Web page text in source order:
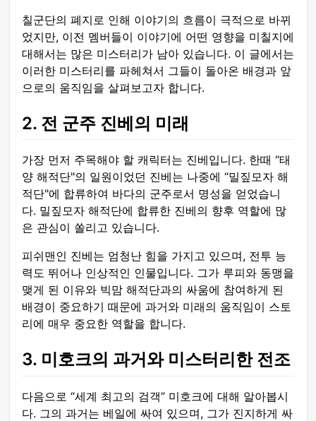
칠군단의 폐지로 인해 이야기의 흐름이 극적으로 바뀌
었지만, 이전 멤버들이 이야기에 어떤 영향을 미칠지에
대해서는 많은 미스터리가 남아 있습니다. 이 글에서는
이러한 미스터리를 파헤쳐서 그들이 돌아온 배경과 앞
으로의 움직임을 살펴보고자 합니다.
2. 전 군주 진베의 미래
가장 먼저 주목해야 할 캐릭터는 진베입니다. 한때 “태
양 해적단"의 일원이었던 진베는 나중에 “밀짚모자 해
적단"에 합류하여 바다의 군주로서 명성을 얻었습니
다. 밀짚모자 해적단에 합류한 진베의 향후 역할에 많
은 관심이 쏠리고 있습니다.
피쉬맨인 진베는 엄청난 힘을 가지고 있으며, 전투 능
력도 뛰어나 인상적인 인물입니다. 그가 루피와 동맹을
맺게 된 이유와 빅맘 해적단과의 싸움에 참여하게 된
배경이 중요하기 때문에 과거와 미래의 움직임이 스토
리에 매우 중요한 역할을 합니다.
3. 미호크의 과거와 미스터리한 전조
다음으로 “세계 최고의 검객” 미호크에 대해 알아봅시
다. 그의 과거는 베일에 싸여 있으며, 그가 진지하게 싸